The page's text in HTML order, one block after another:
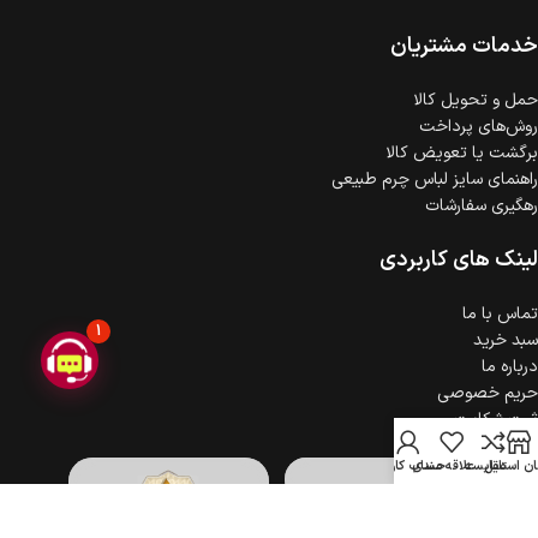
گارانتی معتبر برای تمامی محصولات ارائه می‌شود.خدمات مشتریان
حمل‌ و تحویل کالا
روش‌های پرداخت
برگشت یا تعویض کالا
راهنمای سایز لباس چرم طبیعی
رهگیری سفارشات
لینک های کاربردی
تماس با ما
سبد خرید
درباره ما
حریم خصوصی
ثبت شکایت
استایلمقایسهعلاقه مندی
حساب کاربری
1